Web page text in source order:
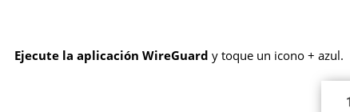
Ejecute la aplicación WireGuard y toque un icono + azul.